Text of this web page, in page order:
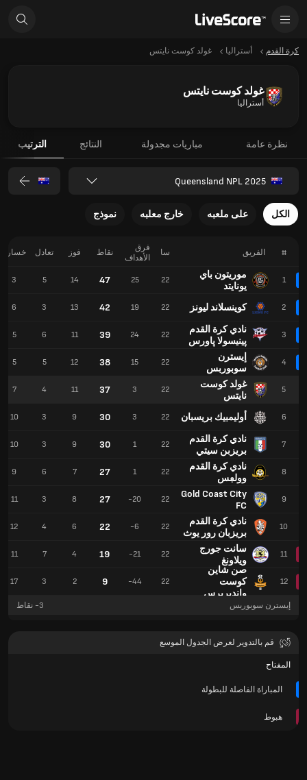
كرة القدم أستراليا غولد كوست نايتس
غولد كوست نايتس
أستراليا
نظرة عامة مباريات مجدولة النتائج الترتيب
Queensland NPL 2025
الكل على ملعبه خارج معلبه نموذج
# الفريق
1
موريتون باي
يونايتد
2 كوينسلاند ليونز
3
نادي كرة القدم
پينيسولا پاورس
4
إيسترن
سوبوربس
5
غولد كوست
نايتس
6 أوليمبيك بريسبان
7
نادي كرة القدم
بريزبن سيتي
8
نادي كرة القدم
وولڢس
9
Gold Coast City
FC
10
نادي كرة القدم
بريزبان رور يوث
11
سانت جورج
ويلاونغ
12
صن شاين
كوست
وانديريرس
سا
فرق
الأهداف
نقاط فوز تعادل خسارة
22
25
47
14
5
3
22
19
42
13
3
6
22
24
39
11
6
5
22
15
38
12
5
5
22
3
37
11
4
7
22
3
30
9
3
10
22
1
30
9
3
10
22
1
27
7
6
9
22
-20
27
8
3
11
22
-6
22
6
4
12
22
-21
19
4
7
11
22
-44
9
2
3
17
إيسترن سوبوربس -3 نقاط
قم بالتدوير لعرض الجدول الموسع
المفتاح
المباراة الفاصلة للبطولة
هبوط